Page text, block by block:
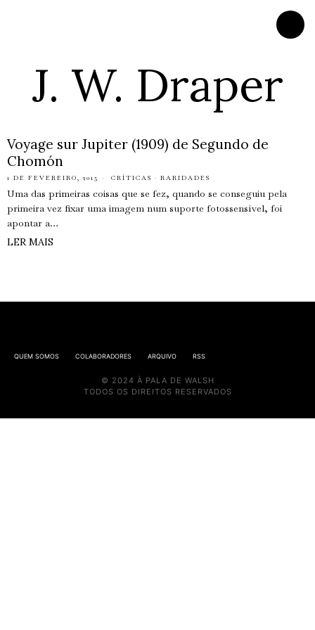
J. W. Draper
Voyage sur Jupiter (1909) de Segundo de
Chomón
1 DE FEVEREIRO, 2015 CRÍTICAS · RARIDADES
Uma das primeiras coisas que se fez, quando se conseguiu pela
primeira vez fixar uma imagem num suporte fotossensível, foi
apontar a…
LER MAIS
QUEM SOMOS COLABORADORES ARQUIVO RSS
© 2024 À PALA DE WALSH
TODOS OS DIREITOS RESERVADOS